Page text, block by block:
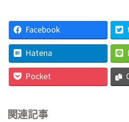
Facebook
Hatena
Pocket
関連記事